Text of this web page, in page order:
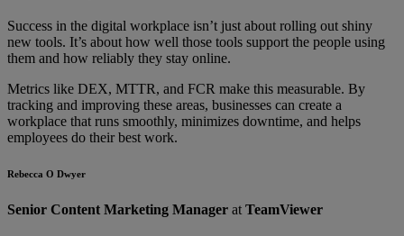
Success in the digital workplace isn’t just about rolling out shiny
new tools. It’s about how well those tools support the people using
them and how reliably they stay online.
Metrics like DEX, MTTR, and FCR make this measurable. By
tracking and improving these areas, businesses can create a
workplace that runs smoothly, minimizes downtime, and helps
employees do their best work.
Rebecca O Dwyer
Senior Content Marketing Manager at TeamViewer